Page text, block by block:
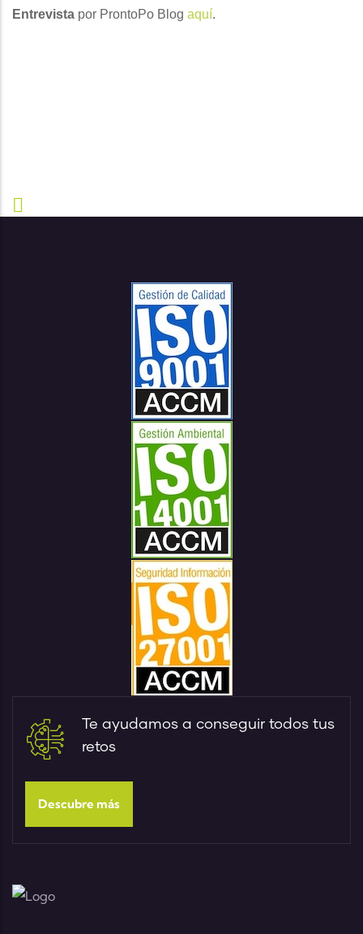
Entrevista por ProntoPo Blog aquí.
Te ayudamos a conseguir todos tus
retos
Descubre más